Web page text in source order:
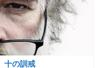
十の訓戒